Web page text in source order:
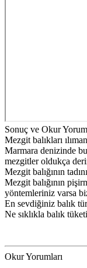
Sonuç ve Okur
Mezgit balıkları
Marmara denizinde
mezgitler oldukça
Mezgit balığının
Mezgit balığının
yöntemleriniz varsa
En sevdiğiniz balık
Ne sıklıkla balık
Okur Yorumları